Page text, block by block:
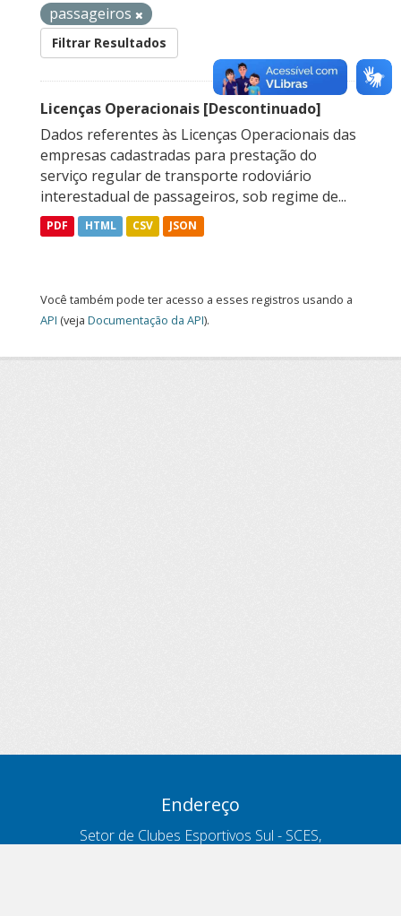
passageiros
Filtrar Resultados
Licenças Operacionais [Descontinuado]
Dados referentes às Licenças Operacionais das
empresas cadastradas para prestação do
serviço regular de transporte rodoviário
interestadual de passageiros, sob regime de...
PDF HTML CSV JSON
Você também pode ter acesso a esses registros usando a
API (veja Documentação da API).
Endereço
Setor de Clubes Esportivos Sul - SCES,